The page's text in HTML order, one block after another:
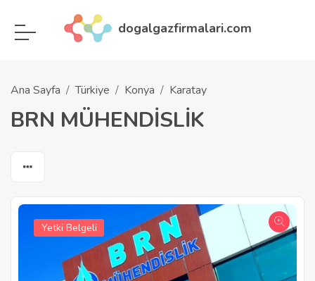
dogalgazfirmalari.com
Ana Sayfa Türkiye Konya Karatay
BRN MÜHENDİSLİK
Yetki Belgeli